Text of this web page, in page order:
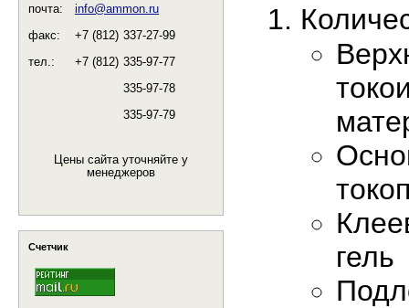
почта:
info@ammon.ru
факс:
+7 (812) 337-27-99
тел.:
+7 (812) 335-97-77
335-97-78
335-97-79
Цены сайта уточняйте у
менеджеров
Счетчик
гель